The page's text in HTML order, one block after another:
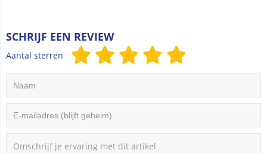
SCHRIJF EEN REVIEW
Aantal sterren